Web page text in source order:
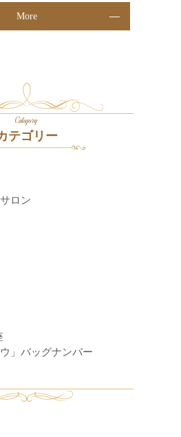
More
Category
テゴリー
ロン
」バッグナンバー